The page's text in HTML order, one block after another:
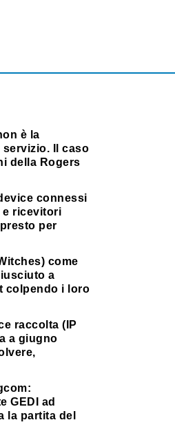
è la
Il caso
della Rogers
connessi
e ricevitori
per
come
a
colpendo i loro
raccolta (IP
a giugno
GEDI ad
la partita del